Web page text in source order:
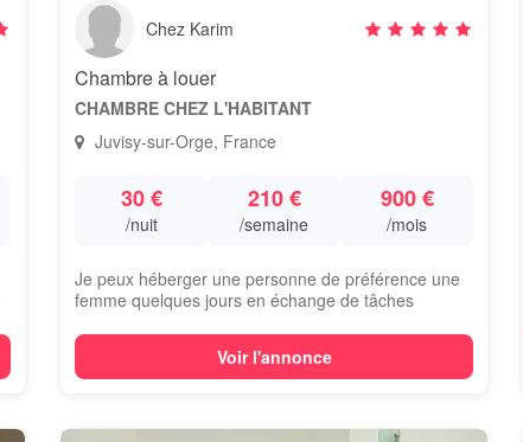
Chez Karim
Chambre à louer
CHAMBRE CHEZ L'HABITANT
Juvisy-sur-Orge, France
30 €
/nuit
210 €
/semaine
900 €
/mois
Je peux héberger une personne de préférence une
femme quelques jours en échange de tâches
Voir l'annonce